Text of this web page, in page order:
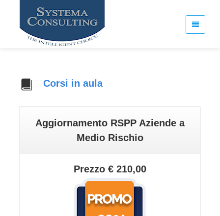
Corsi in aula
Aggiornamento RSPP Aziende a
Medio Rischio
Prezzo € 210,00